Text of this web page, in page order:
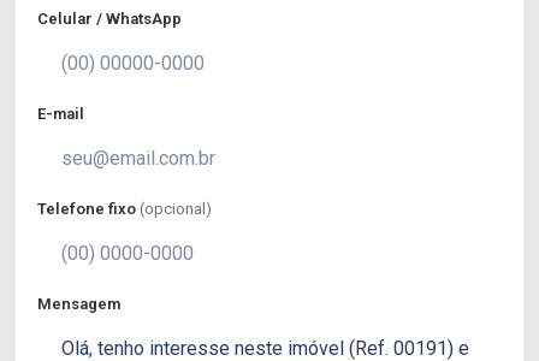
Celular / WhatsApp
E-mail
Telefone fixo (opcional)
Mensagem